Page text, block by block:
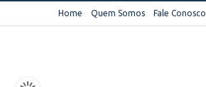
Home Quem Somos Fale Conosco